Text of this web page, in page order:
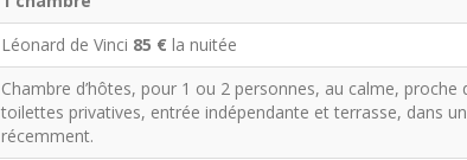
Léonard de Vinci 85 € la nuitée
Chambre d’hôtes, pour 1 ou 2 personnes, au calme,
toilettes privatives, entrée indépendante et terrasse, dans
récemment.